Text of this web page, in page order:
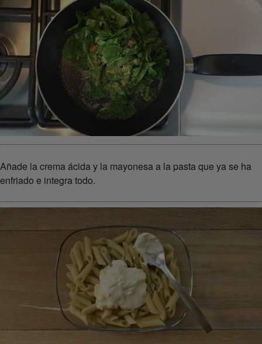
Añade la crema ácida y la mayonesa a la pasta que ya se ha
enfriado e integra todo.